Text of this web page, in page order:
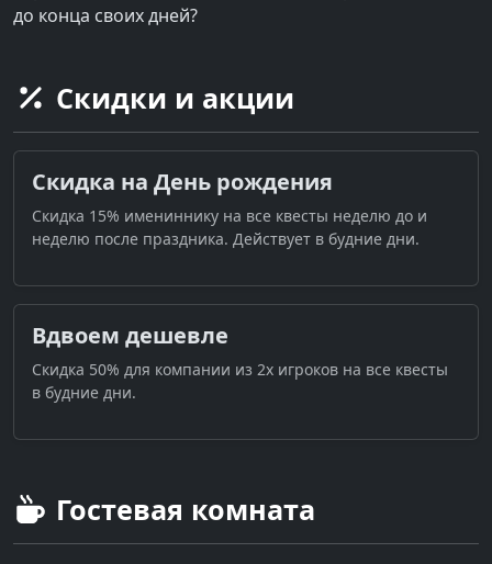
до конца своих дней?
Скидки и акции
Скидка на День рождения
Скидка 15% имениннику на все квесты неделю до и
неделю после праздника. Действует в будние дни.
Вдвоем дешевле
Скидка 50% для компании из 2х игроков на все квесты
в будние дни.
Гостевая комната